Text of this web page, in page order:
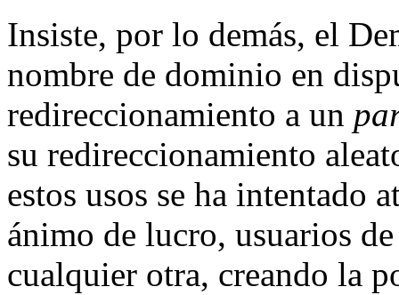
Insiste, por lo demás, el
nombre de dominio en
redireccionamiento a un
su redireccionamiento
estos usos se ha intentado
ánimo de lucro, usuarios
cualquier otra, creando la